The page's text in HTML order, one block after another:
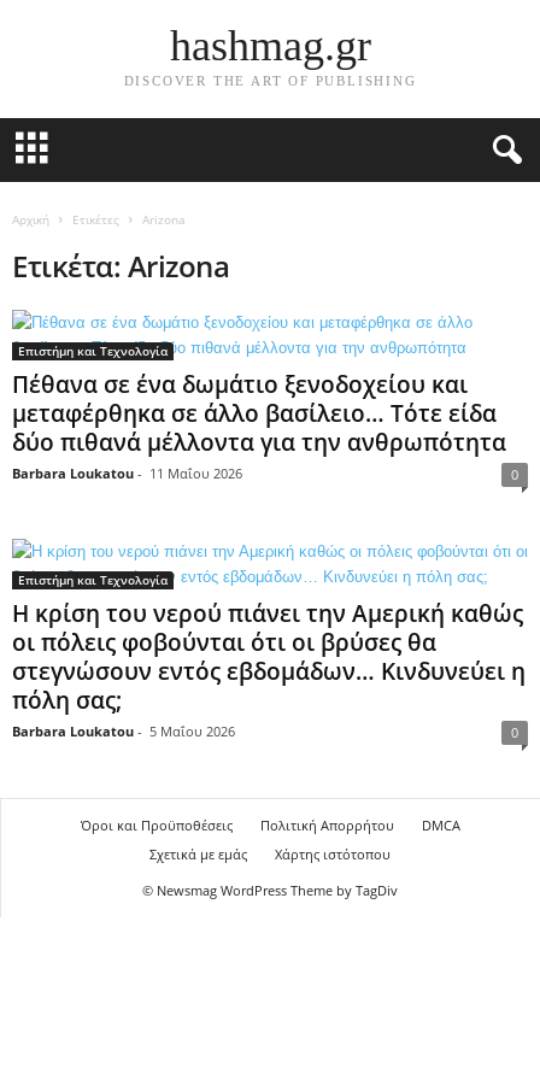
hashmag.gr
DISCOVER THE ART OF PUBLISHING
Αρχική Ετικέτες Arizona
Ετικέτα: Arizona
Επιστήμη και Τεχνολογία
Πέθανα σε ένα δωμάτιο ξενοδοχείου και
μεταφέρθηκα σε άλλο βασίλειο… Τότε είδα
δύο πιθανά μέλλοντα για την ανθρωπότητα
Barbara Loukatou - 11 Μαΐου 2026 0
Επιστήμη και Τεχνολογία
Η κρίση του νερού πιάνει την Αμερική καθώς
οι πόλεις φοβούνται ότι οι βρύσες θα
στεγνώσουν εντός εβδομάδων… Κινδυνεύει η
πόλη σας;
Barbara Loukatou - 5 Μαΐου 2026 0
Όροι και Προϋποθέσεις Πολιτική Απορρήτου
DMCA
Σχετικά με εμάς
Χάρτης ιστότοπου
© Newsmag WordPress Theme by TagDiv